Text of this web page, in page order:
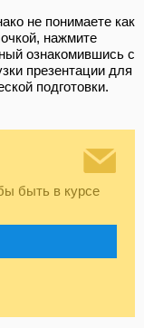
не понимаете как
нажмите
ознакомившись с
презентации для
подготовки.
быть в курсе